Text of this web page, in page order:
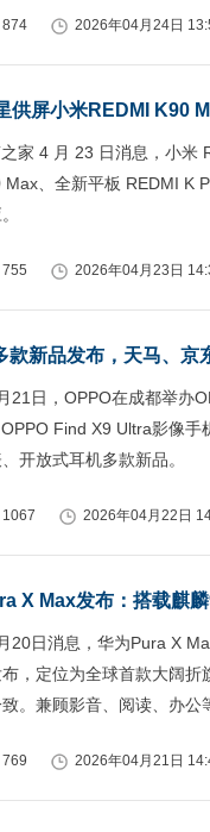
874 2026年04月24日
供屏小米REDMI K90
家 4 月 23 日消息，小米
Max、全新平板 REDMI K
755 2026年04月23日
款新品发布，天马、京
21日，OPPO在成都举办
Find X9 Ultra影像手
开放式耳机多款新品。
1067 2026年04月22日
X Max发布：搭载麒
20日消息，华为Pura X
布，定位为全球首款大阔
。兼顾影音、阅读、办公
769 2026年04月21日